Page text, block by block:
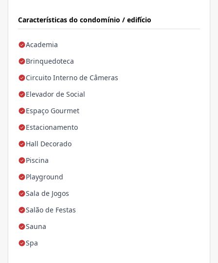
Características do condomínio / edifício
Academia
Brinquedoteca
Circuito Interno de Câmeras
Elevador de Social
Espaço Gourmet
Estacionamento
Hall Decorado
Piscina
Playground
Sala de Jogos
Salão de Festas
Sauna
Spa